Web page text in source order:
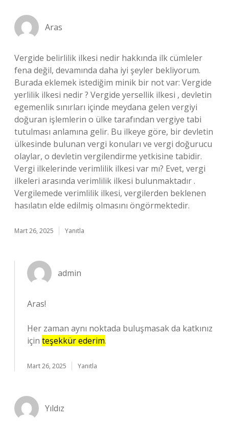
Aras
Vergide belirlilik ilkesi nedir hakkında ilk cümleler
fena değil, devamında daha iyi şeyler bekliyorum.
Burada eklemek istediğim minik bir not var: Vergide
yerlilik ilkesi nedir ? Vergide yersellik ilkesi , devletin
egemenlik sınırları içinde meydana gelen vergiyi
doğuran işlemlerin o ülke tarafından vergiye tabi
tutulması anlamına gelir. Bu ilkeye göre, bir devletin
ülkesinde bulunan vergi konuları ve vergi doğurucu
olaylar, o devletin vergilendirme yetkisine tabidir.
Vergi ilkelerinde verimlilik ilkesi var mı? Evet, vergi
ilkeleri arasında verimlilik ilkesi bulunmaktadır .
Vergilemede verimlilik ilkesi, vergilerden beklenen
hasılatın elde edilmiş olmasını öngörmektedir.
Mart 26, 2025 Yanıtla
admin
Aras!
Her zaman aynı noktada buluşmasak da katkınız
için teşekkür ederim.
Mart 26, 2025 Yanıtla
Yıldız